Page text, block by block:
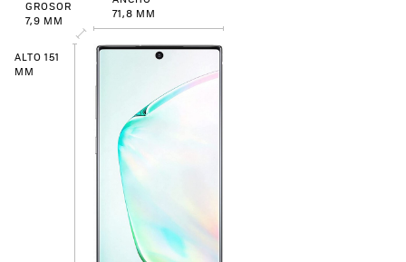
GROSOR
7,9 MM
71,8 MM
ALTO 151
MM